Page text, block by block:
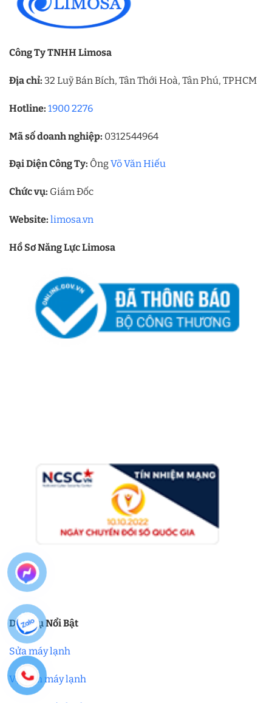
Công Ty TNHH Limosa
Địa chỉ: 32 Luỹ Bán Bích, Tân Thới Hoà, Tân Phú, TPHCM
Hotline: 1900 2276
Mã số doanh nghiệp: 0312544964
Đại Diện Công Ty: ÔngVõ Văn Hiếu
Chức vụ: Giám Đốc
Website: limosa.vn
Hồ Sơ Năng Lực Limosa
Dịch Vụ Nổi Bật
Sửa máy lạnh
Vệ sinh máy lạnh